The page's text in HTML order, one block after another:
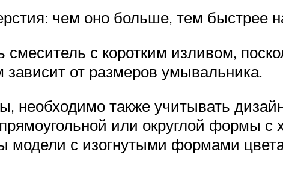
чем оно больше, тем быстрее
с коротким изливом,
от размеров умывальника.
необходимо также учитывать
или округлой формы
модели с изогнутыми формами